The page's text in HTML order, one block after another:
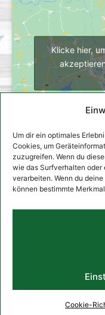
Um dir ein optimales
Cookies, um
zuzugreifen. Wenn du
wie das Surfverhalten oder
verarbeiten. Wenn du
können bestimmte
Cookie-
Klicke hier,
Start Checklisten &
© 2026